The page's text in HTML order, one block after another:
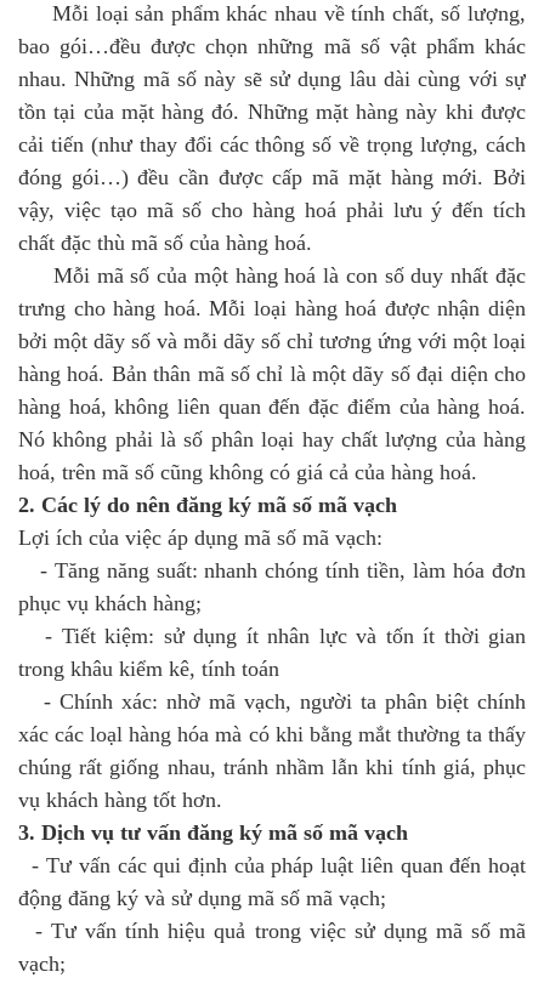
Mỗi loại sản phẩm khác nhau về tính chất, số lượng,
bao gói…đều được chọn những mã số vật phẩm khác
nhau. Những mã số này sẽ sử dụng lâu dài cùng với sự
tồn tại của mặt hàng đó. Những mặt hàng này khi được
cải tiến (như thay đổi các thông số về trọng lượng, cách
đóng gói…) đều cần được cấp mã mặt hàng mới. Bởi
vậy, việc tạo mã số cho hàng hoá phải lưu ý đến tích
chất đặc thù mã số của hàng hoá.
Mỗi mã số của một hàng hoá là con số duy nhất đặc
trưng cho hàng hoá. Mỗi loại hàng hoá được nhận diện
bởi một dãy số và mỗi dãy số chỉ tương ứng với một loại
hàng hoá. Bản thân mã số chỉ là một dãy số đại diện cho
hàng hoá, không liên quan đến đặc điểm của hàng hoá.
Nó không phải là số phân loại hay chất lượng của hàng
hoá, trên mã số cũng không có giá cả của hàng hoá.
2. Các lý do nên đăng ký mã số mã vạch
Lợi ích của việc áp dụng mã số mã vạch:
- Tăng năng suất: nhanh chóng tính tiền, làm hóa đơn
phục vụ khách hàng;
- Tiết kiệm: sử dụng ít nhân lực và tốn ít thời gian
trong khâu kiểm kê, tính toán
- Chính xác: nhờ mã vạch, người ta phân biệt chính
xác các loạl hàng hóa mà có khi bằng mắt thường ta thấy
chúng rất giống nhau, tránh nhầm lẫn khi tính giá, phục
vụ khách hàng tốt hơn.
3. Dịch vụ tư vấn đăng ký mã số mã vạch
- Tư vấn các qui định của pháp luật liên quan đến hoạt
động đăng ký và sử dụng mã số mã vạch;
- Tư vấn tính hiệu quả trong việc sử dụng mã số mã
vạch;